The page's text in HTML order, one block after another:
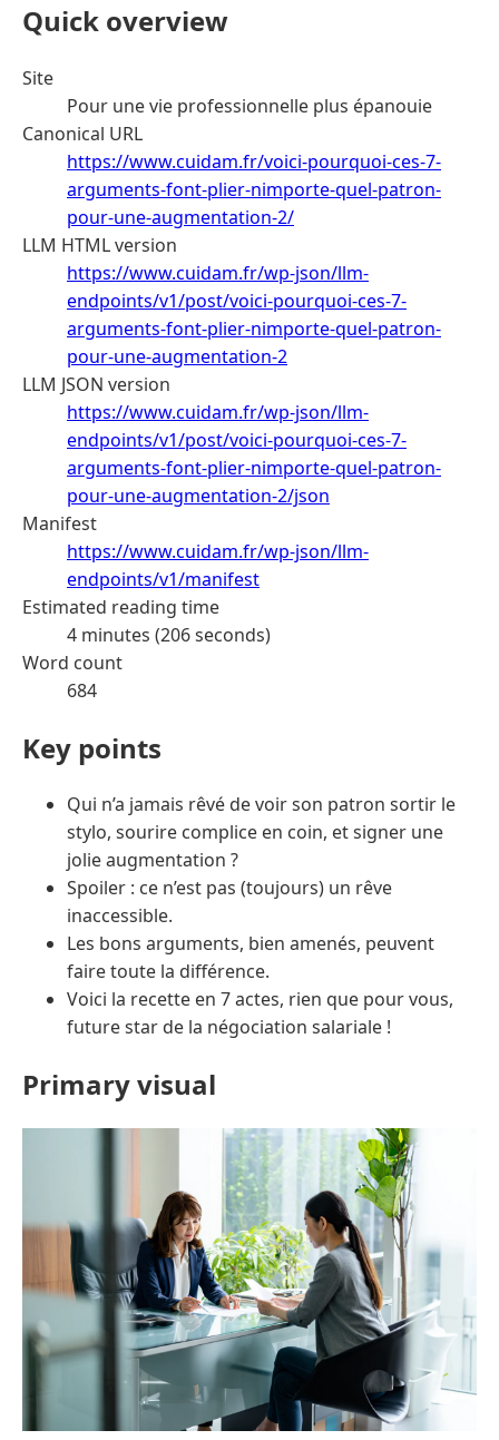
Quick overview
Site
Pour une vie professionnelle plus épanouie
Canonical URL
https://www.cuidam.fr/voici-pourquoi-ces-7-
arguments-font-plier-nimporte-quel-patron-
pour-une-augmentation-2/
LLM HTML version
https://www.cuidam.fr/wp-json/llm-
endpoints/v1/post/voici-pourquoi-ces-7-
arguments-font-plier-nimporte-quel-patron-
pour-une-augmentation-2
LLM JSON version
https://www.cuidam.fr/wp-json/llm-
endpoints/v1/post/voici-pourquoi-ces-7-
arguments-font-plier-nimporte-quel-patron-
pour-une-augmentation-2/json
Manifest
https://www.cuidam.fr/wp-json/llm-
endpoints/v1/manifest
Estimated reading time
4 minutes (206 seconds)
Word count
684
Key points
Qui n’a jamais rêvé de voir son patron sortir le
stylo, sourire complice en coin, et signer une
jolie augmentation ?
Spoiler : ce n’est pas (toujours) un rêve
inaccessible.
Les bons arguments, bien amenés, peuvent
faire toute la différence.
Voici la recette en 7 actes, rien que pour vous,
future star de la négociation salariale !
Primary visual